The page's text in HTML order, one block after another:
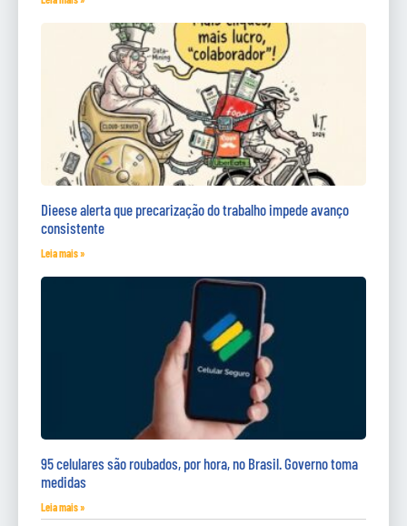
Dieese alerta que precarização do trabalho impede avanço
consistente
Leia mais »
95 celulares são roubados, por hora, no Brasil. Governo toma
medidas
Leia mais »